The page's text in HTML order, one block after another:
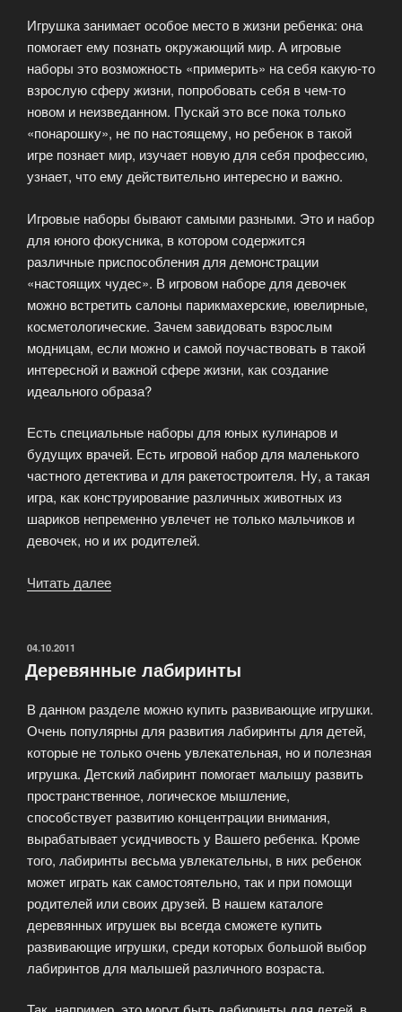
Игрушка занимает особое место в жизни ребенка: она
помогает ему познать окружающий мир. А игровые
наборы это возможность «примерить» на себя какую-то
взрослую сферу жизни, попробовать себя в чем-то
новом и неизведанном. Пускай это все пока только
«понарошку», не по настоящему, но ребенок в такой
игре познает мир, изучает новую для себя профессию,
узнает, что ему действительно интересно и важно.
Игровые наборы бывают самыми разными. Это и набор
для юного фокусника, в котором содержится
различные приспособления для демонстрации
«настоящих чудес». В игровом наборе для девочек
можно встретить салоны парикмахерские, ювелирные,
косметологические. Зачем завидовать взрослым
модницам, если можно и самой поучаствовать в такой
интересной и важной сфере жизни, как создание
идеального образа?
Есть специальные наборы для юных кулинаров и
будущих врачей. Есть игровой набор для маленького
частного детектива и для ракетостроителя. Ну, а такая
игра, как конструирование различных животных из
шариков непременно увлечет не только мальчиков и
девочек, но и их родителей.
Читать далее
детских
ОПУБЛИКОВАНО
04.10.2011
Деревянные лабиринты
В данном разделе можно купить развивающие игрушки.
Очень популярны для развития лабиринты для детей,
которые не только очень увлекательная, но и полезная
игрушка. Детский лабиринт помогает малышу развить
пространственное, логическое мышление,
способствует развитию концентрации внимания,
вырабатывает усидчивость у Вашего ребенка. Кроме
того, лабиринты весьма увлекательны, в них ребенок
может играть как самостоятельно, так и при помощи
родителей или своих друзей. В нашем каталоге
деревянных игрушек вы всегда сможете купить
развивающие игрушки, среди которых большой выбор
лабиринтов для малышей различного возраста.